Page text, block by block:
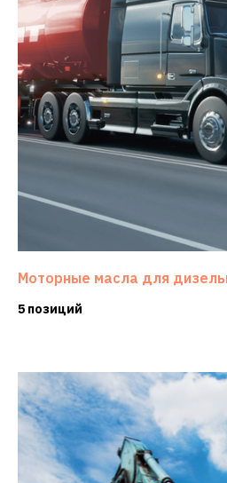
Моторные масла для
5 позиций